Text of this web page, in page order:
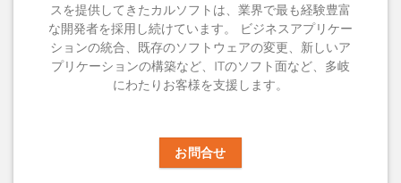
スを提供してきたカルソフトは、業界で最も経験豊富
な開発者を採用し続けています。
ビジネスアプリケー
ションの統合、既存のソフトウェアの変更、新しいア
プリケーションの構築など、ITのソフト面など、多岐
にわたりお客様を支援します。
お問合せ